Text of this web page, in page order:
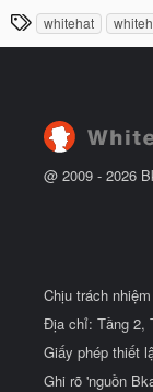
đ
ầ
u
y
u
T
h
whitehat
@ 2009 - 2026
Chịu trách
Địa chỉ: Tầng 2,
Giấy phép thiết
Ghi rõ 'nguồn